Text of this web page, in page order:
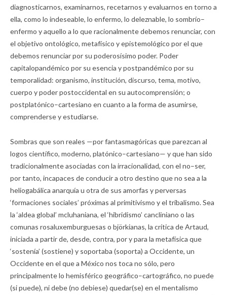
diagnosticarnos, examinarnos, recetarnos y evaluarnos en torno a
ella, como lo indeseable, lo enfermo, lo deleznable, lo sombrío–
enfermo y aquello a lo que racionalmente debemos renunciar, con
el objetivo ontológico, metafísico y epistemológico por el que
debemos renunciar por su poderosísimo poder. Poder
capitalopandémico por su esencia y postpandémico por su
temporalidad: organismo, institución, discurso, tema, motivo,
cuerpo y poder postoccidental en su autocomprensión; o
postplatónico–cartesiano en cuanto a la forma de asumirse,
comprenderse y estudiarse.
Sombras que son reales —por fantasmagóricas que parezcan al
logos científico, moderno, platónico–cartesiano— y que han sido
tradicionalmente asociadas con la irracionalidad, con el no–ser,
por tanto, incapaces de conducir a otro destino que no sea a la
heliogabálica anarquía u otra de sus amorfas y perversas
‘formaciones sociales’ próximas al primitivismo y el tribalismo. Sea
la ‘aldea global’ mcluhaniana, el ‘hibridismo’ cancliniano o las
comunas rosaluxemburguesas o björkianas, la crítica de Artaud,
iniciada a partir de, desde, contra, por y para la metafísica que
‘sostenía’ (sostiene) y soportaba (soporta) a Occidente, un
Occidente en el que a México nos toca no sólo, pero
principalmente lo hemisférico geográfico–cartográfico, no puede
(si puede), ni debe (no debiese) quedar(se) en el mentalismo